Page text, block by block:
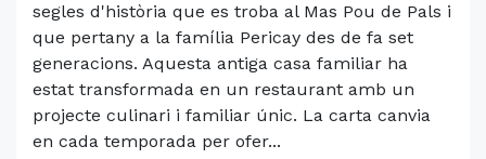
segles d'història que es troba al Mas Pou de Pals i
que pertany a la família Pericay des de fa set
generacions. Aquesta antiga casa familiar ha
estat transformada en un restaurant amb un
projecte culinari i familiar únic. La carta canvia
en cada temporada per ofer...